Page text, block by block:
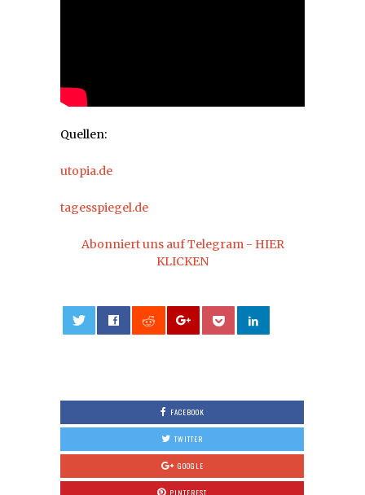
Quellen:
utopia.de
tagesspiegel.de
Abonniert uns auf Telegram - HIER
KLICKEN
FACEBOOK
TWITTER
GOOGLE
PINTEREST